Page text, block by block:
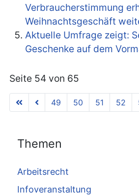
Verbraucherstimmung
Weihnachtsgeschäft
Aktuelle Umfrage zeigt:
Geschenke auf dem
Seite 54 von 65
49 50 51 52
Themen
Arbeitsrecht
Infoveranstaltung